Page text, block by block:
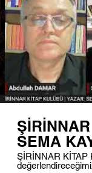
SEMA
ŞİRİNNAR KİTAP